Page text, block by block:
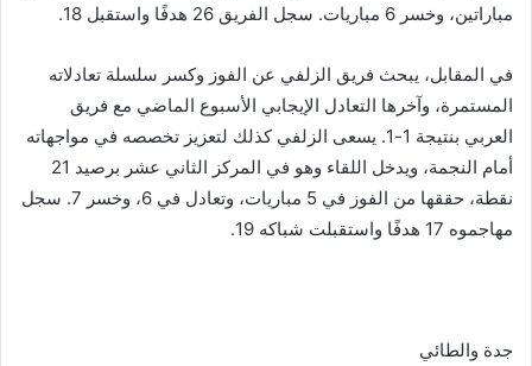
مباراتين، وخسر 6 مباريات. سجل الفريق 26 هدفًا واستقبل 18.
في المقابل، يبحث فريق الزلفي عن الفوز وكسر سلسلة تعادلاته
المستمرة، وآخرها التعادل الإيجابي الأسبوع الماضي مع فريق
العربي بنتيجة 1-1. يسعى الزلفي كذلك لتعزيز تخصصه في مواجهاته
أمام النجمة، ويدخل اللقاء وهو في المركز الثاني عشر برصيد 21
نقطة، حققها من الفوز في 5 مباريات، وتعادل في 6، وخسر 7. سجل
مهاجموه 17 هدفًا واستقبلت شباكه 19.
جدة والطائي